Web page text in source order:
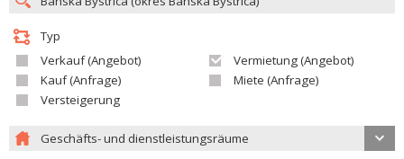
Typ
Verkauf (Angebot)
Vermietung (Angebot)
Kauf (Anfrage)
Miete (Anfrage)
Versteigerung
Geschäfts- und dienstleistungsräume